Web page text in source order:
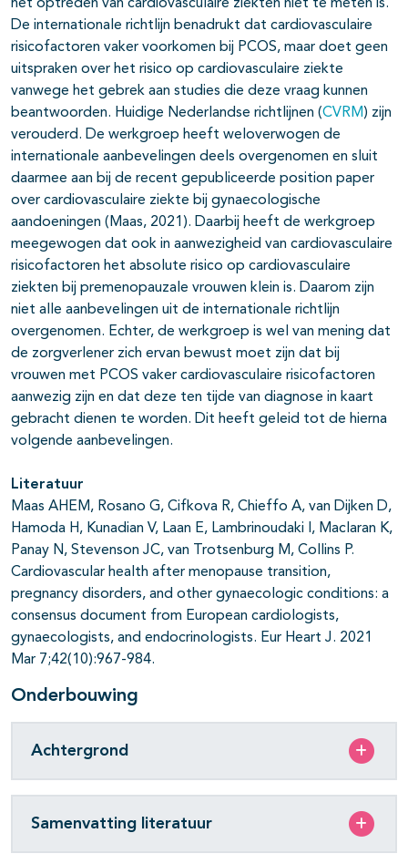
het optreden van cardiovasculaire ziekten niet te meten is.
De internationale richtlijn benadrukt dat cardiovasculaire
risicofactoren vaker voorkomen bij PCOS, maar doet geen
uitspraken over het risico op cardiovasculaire ziekte
vanwege het gebrek aan studies die deze vraag kunnen
beantwoorden. Huidige Nederlandse richtlijnen (CVRM) zijn
verouderd. De werkgroep heeft weloverwogen de
internationale aanbevelingen deels overgenomen en sluit
daarmee aan bij de recent gepubliceerde position paper
over cardiovasculaire ziekte bij gynaecologische
aandoeningen (Maas, 2021). Daarbij heeft de werkgroep
meegewogen dat ook in aanwezigheid van cardiovasculaire
risicofactoren het absolute risico op cardiovasculaire
ziekten bij premenopauzale vrouwen klein is. Daarom zijn
niet alle aanbevelingen uit de internationale richtlijn
overgenomen. Echter, de werkgroep is wel van mening dat
de zorgverlener zich ervan bewust moet zijn dat bij
vrouwen met PCOS vaker cardiovasculaire risicofactoren
aanwezig zijn en dat deze ten tijde van diagnose in kaart
gebracht dienen te worden. Dit heeft geleid tot de hierna
volgende aanbevelingen.
Literatuur
Maas AHEM, Rosano G, Cifkova R, Chieffo A, van Dijken D,
Hamoda H, Kunadian V, Laan E, Lambrinoudaki I, Maclaran K,
Panay N, Stevenson JC, van Trotsenburg M, Collins P.
Cardiovascular health after menopause transition,
pregnancy disorders, and other gynaecologic conditions: a
consensus document from European cardiologists,
gynaecologists, and endocrinologists. Eur Heart J. 2021
Mar 7;42(10):967-984.
Onderbouwing
Achtergrond
Samenvatting literatuur